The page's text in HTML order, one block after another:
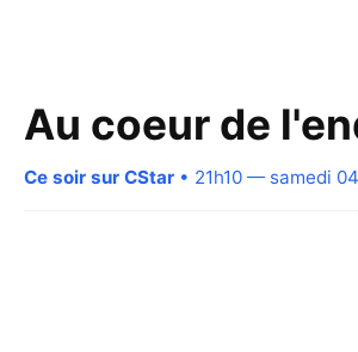
Au coeur de
Ce soir sur CStar • 21h10 — samedi